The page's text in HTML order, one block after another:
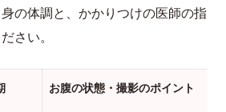
の体調と、かかりつけの医師の指
さい。
お腹の状態・撮影のポイント